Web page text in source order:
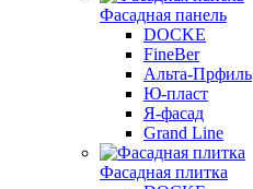
Фасадная панель
DOCKE
FineBer
Альта-Прфиль
Ю-пласт
Я-фасад
Grand Line
Фасадная плитка